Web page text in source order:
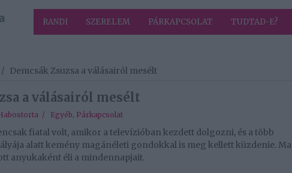
RANDI SZERELEM PÁRKAPCSOLAT TUDTAD-E?
/ Demcsák Zsuzsa a válásairól mesélt
a válásairól mesélt
/ Egyéb, Párkapcsolat
fiatal volt, amikor a televízióban kezdett dolgozni, és a több
alatt kemény magánéleti gondokkal is meg kellett küzdenie. Ma
anyukaként éli a mindennapjait.